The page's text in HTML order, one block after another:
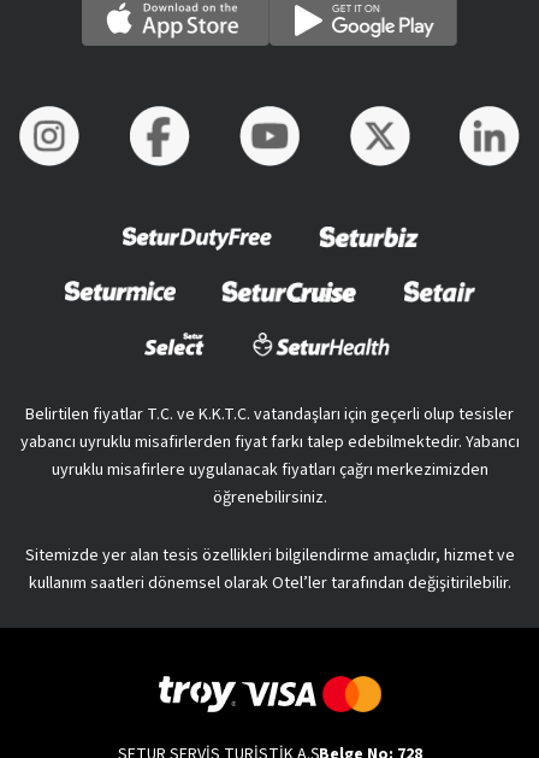
Belirtilen fiyatlar T.C. ve K.K.T.C. vatandaşları için geçerli olup tesisler
yabancı uyruklu misafirlerden fiyat farkı talep edebilmektedir. Yabancı
uyruklu misafirlere uygulanacak fiyatları çağrı merkezimizden
öğrenebilirsiniz.
Sitemizde yer alan tesis özellikleri bilgilendirme amaçlıdır, hizmet ve
kullanım saatleri dönemsel olarak Otel’ler tarafından değişitirilebilir.